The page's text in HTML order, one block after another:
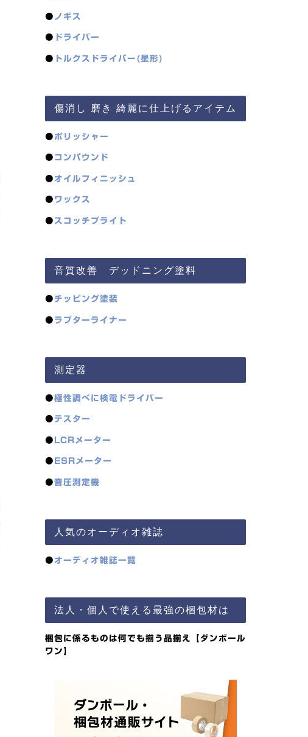
● ノギス
● ドライバー
● トルクスドライバー(星形)
傷消し 磨き 綺麗に仕上げるアイテム
● ポリッシャー
● コンパウンド
● オイルフィニッシュ
● ワックス
● スコッチブライト
音質改善 デッドニング塗料
● チッピング塗装
● ラプターライナー
測定器
●極性調べに検電ドライバー
● テスター
● LCRメーター
● ESRメーター
●音圧測定機
人気のオーディオ雑誌
● オーディオ雑誌一覧
法人・個人で使える最強の梱包材は
梱包に係るものは何でも揃う品揃え【ダンボール
ワン】